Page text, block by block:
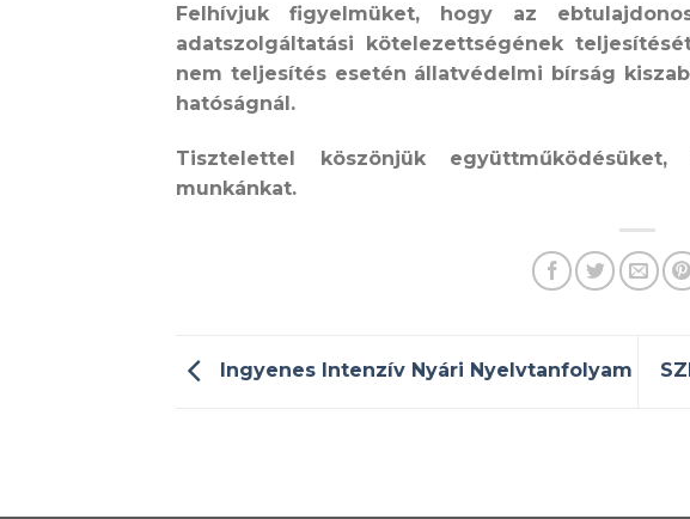
Felhívjuk figyelmüket, hogy az
adatszolgáltatási kötelezettségének
nem teljesítés esetén állatvédelmi bírság
hatóságnál.
Tisztelettel köszönjük
munkánkat.
Ingyenes Intenzív Nyári Nyelvtanfolyam